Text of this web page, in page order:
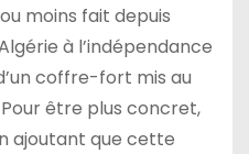
moins fait depuis
à l’indépendance
coffre-fort mis au
être plus concret,
ajoutant que cette